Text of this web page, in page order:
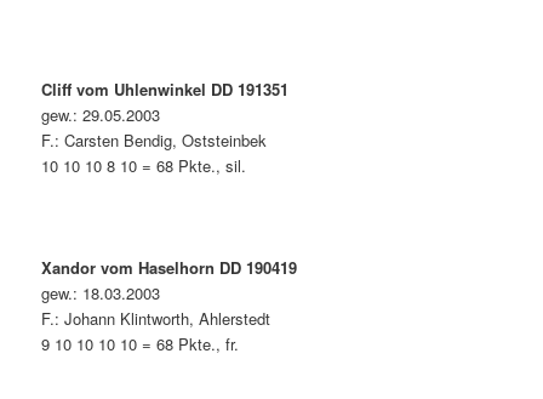
Cliff vom Uhlenwinkel DD 191351
gew.: 29.05.2003
F.: Carsten Bendig, Oststeinbek
10 10 10 8 10 = 68 Pkte., sil.
Xandor vom Haselhorn DD 190419
gew.: 18.03.2003
F.: Johann Klintworth, Ahlerstedt
9 10 10 10 10 = 68 Pkte., fr.